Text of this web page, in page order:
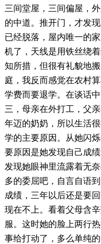
三间堂屋，三间偏屋，
的中道。推开门，才发
已经脱落，屋内唯一的
机了，天线是用铁丝绕
知所措，但很有礼貌地
庭，我反而感觉在农村
学费而要退学。在谈话
三，母亲在外打工，父
年迈的奶奶，所以生活
学的主要原因。从她闪
要原因是她发现自己成
发现她眼神里流露着无
多的委屈吧，自言自语
成绩，三年以后还是要
现在不上。看着父母含
服。这时她的脸上两行
事给打动了，多么单纯